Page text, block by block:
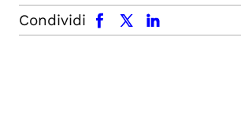
Condividi
facebook x.com linkedin